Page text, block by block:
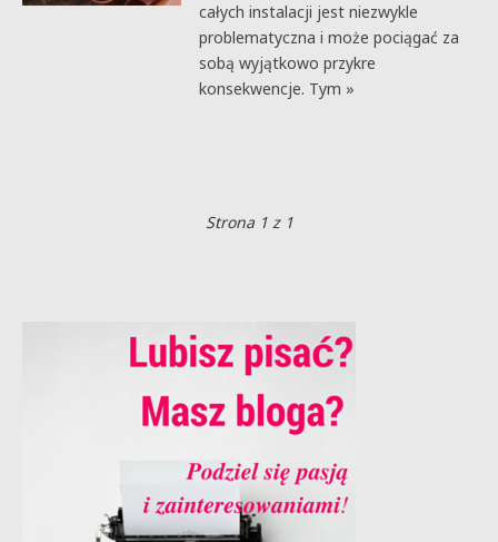
całych instalacji jest niezwykle
problematyczna i może pociągać za
sobą wyjątkowo przykre
konsekwencje. Tym »
Strona 1 z 1